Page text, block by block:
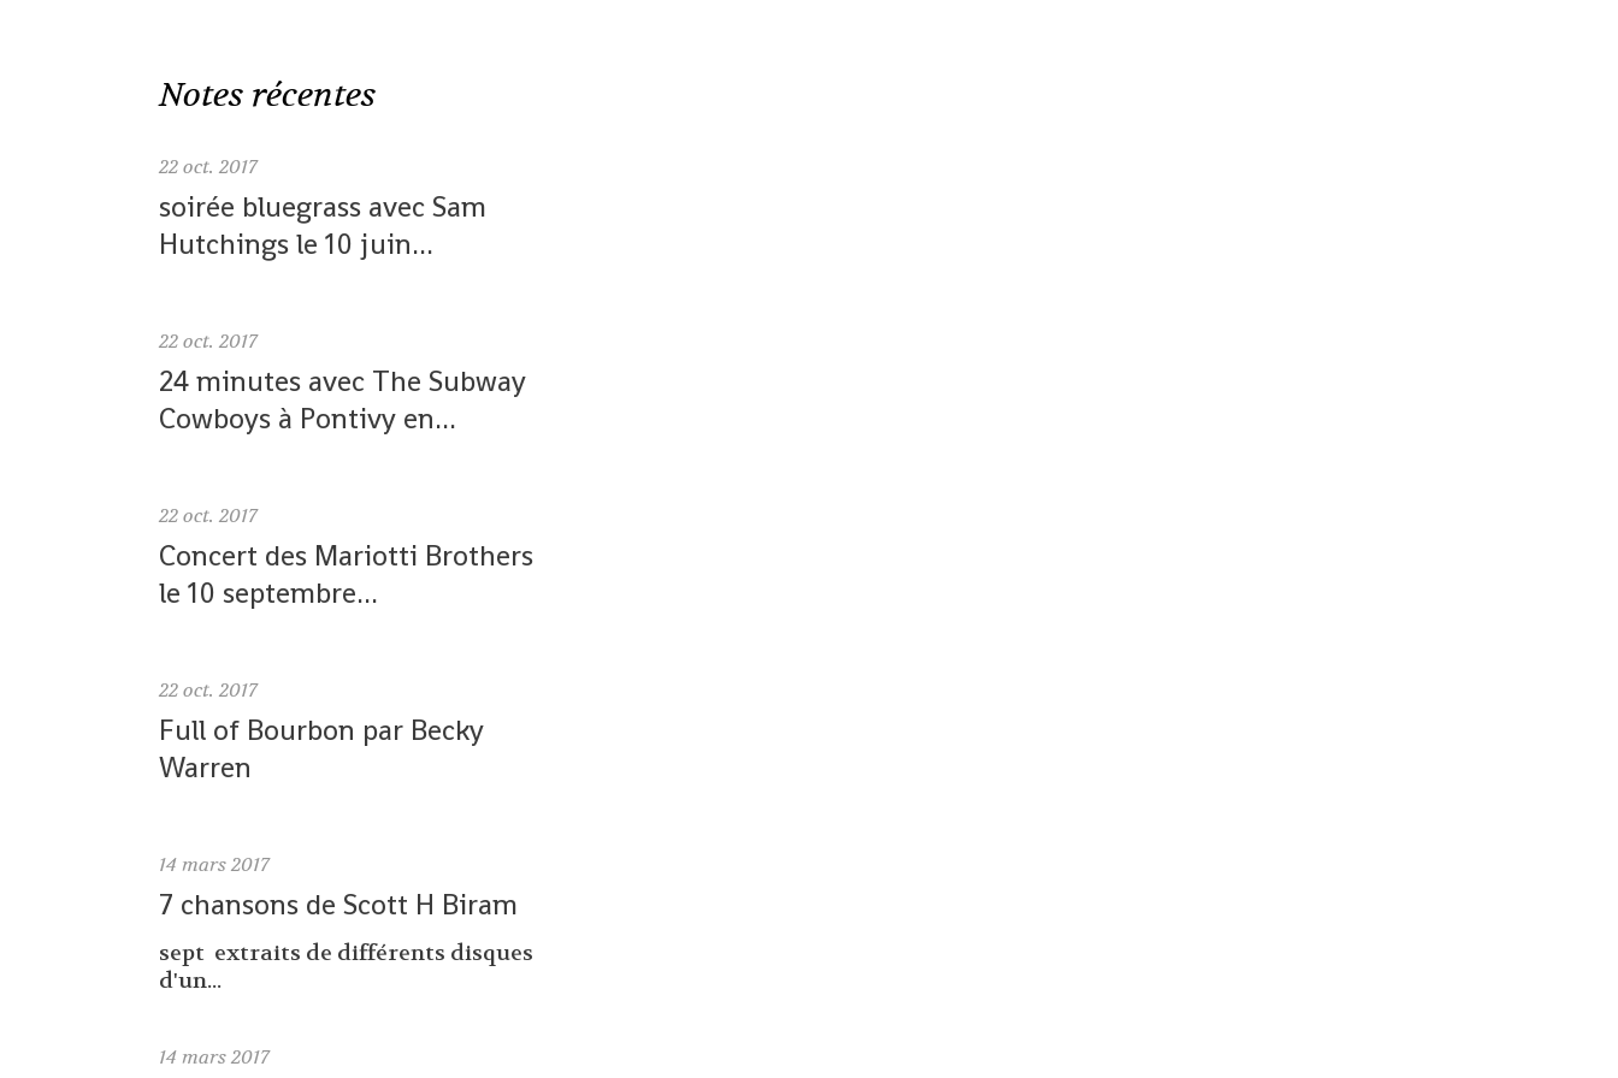
Notes récentes
22 oct. 2017
soirée bluegrass avec Sam
Hutchings le 10 juin...
22 oct. 2017
24 minutes avec The Subway
Cowboys à Pontivy en...
22 oct. 2017
Concert des Mariotti Brothers
le 10 septembre...
22 oct. 2017
Full of Bourbon par Becky
Warren
14 mars 2017
7 chansons de Scott H Biram
sept extraits de différents disques
d'un...
14 mars 2017